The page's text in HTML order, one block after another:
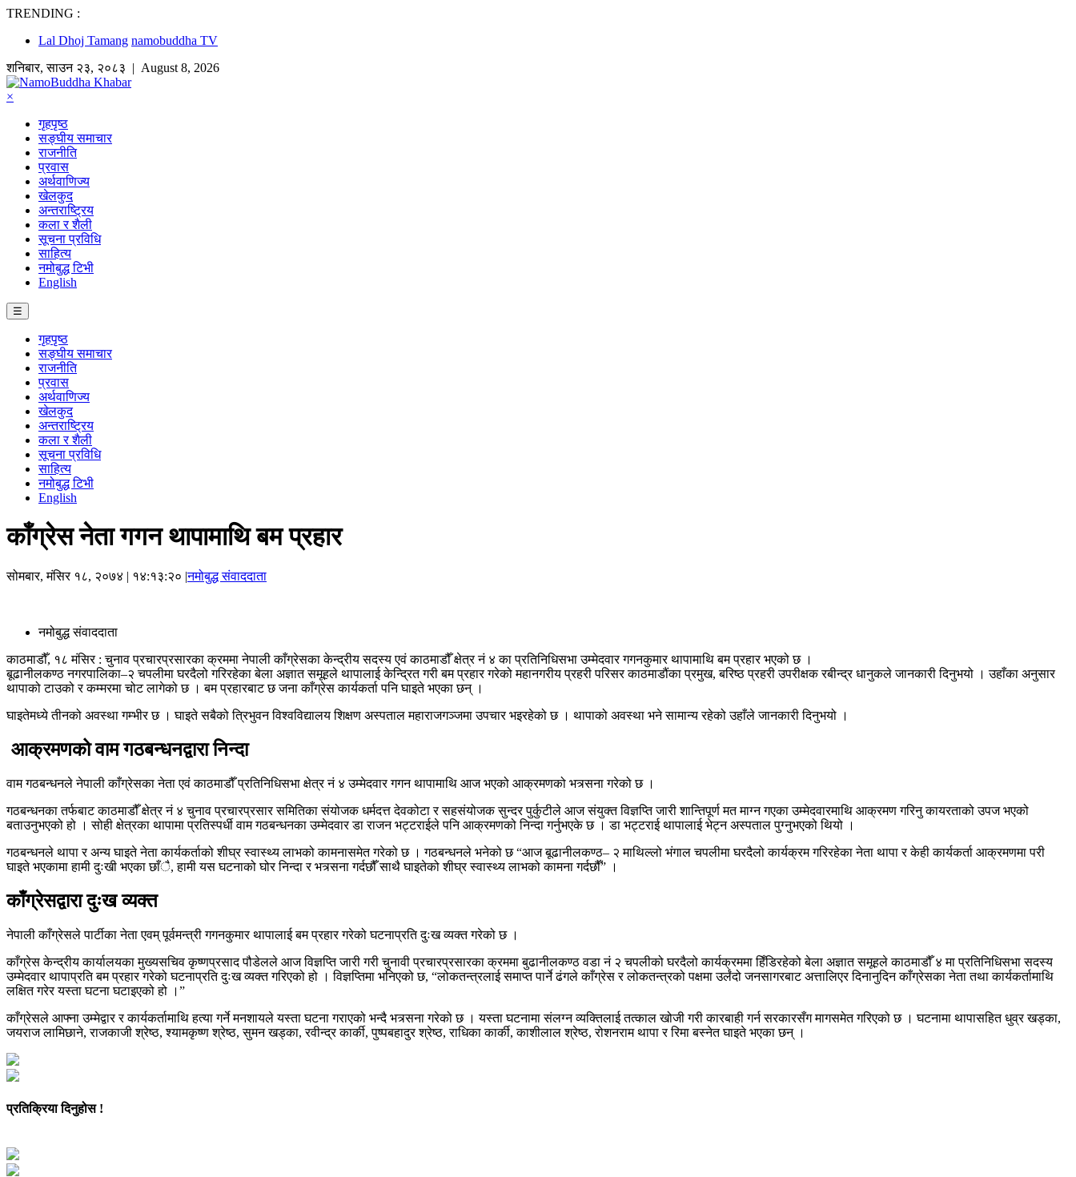
TRENDING :
Lal Dhoj Tamang namobuddha TV
शनिबार,साउन २३, २०८३ | August 8, 2026
×
गृहपृष्ठ
सङ्घीय समाचार
राजनीति
प्रवास
अर्थवाणिज्य
खेलकुद
अन्तराष्ट्रिय
कला र शैली
सूचना प्रविधि
साहित्य
नमोबुद्ध टिभी
English
☰
गृहपृष्ठ
सङ्घीय समाचार
राजनीति
प्रवास
अर्थवाणिज्य
खेलकुद
अन्तराष्ट्रिय
कला र शैली
सूचना प्रविधि
साहित्य
नमोबुद्ध टिभी
English
काँग्रेस नेता गगन थापामाथि बम प्रहार
सोमबार, मंसिर १८, २०७४ | १४:१३:२० |नमोबुद्ध संवाददाता
नमोबुद्ध संवाददाता
काठमाडौँ, १८ मंसिर : चुनाव प्रचारप्रसारका क्रममा नेपाली काँग्रेसका केन्द्रीय सदस्य एवं काठमाडौँ क्षेत्र नं ४ का प्रतिनिधिसभा उम्मेदवार गगनकुमार थापामाथि बम प्रहार भएको छ ।
बूढानीलकण्ठ नगरपालिका–२ चपलीमा घरदैलो गरिरहेका बेला अज्ञात समूहले थापालाई केन्द्रित गरी बम प्रहार गरेको महानगरीय प्रहरी परिसर काठमाडौंका प्रमुख, बरिष्ठ प्रहरी उपरीक्षक रबीन्द्र धानुकले जानकारी दिनुभयो । उहाँका अनुसार
थापाको टाउको र कम्मरमा चोट लागेको छ । बम प्रहारबाट छ जना काँग्रेस कार्यकर्ता पनि घाइते भएका छन् ।
घाइतेमध्ये तीनको अवस्था गम्भीर छ । घाइते सबैको त्रिभुवन विश्वविद्यालय शिक्षण अस्पताल महाराजगञ्जमा उपचार भइरहेको छ । थापाको अवस्था भने सामान्य रहेको उहाँले जानकारी दिनुभयो ।
आक्रमणको वाम गठबन्धनद्वारा निन्दा
वाम गठबन्धनले नेपाली काँग्रेसका नेता एवं काठमाडौँ प्रतिनिधिसभा क्षेत्र नं ४ उम्मेदवार गगन थापामाथि आज भएको आक्रमणको भत्र्सना गरेको छ ।
गठबन्धनका तर्फबाट काठमाडौँ क्षेत्र नं ४ चुनाव प्रचारप्रसार समितिका संयोजक धर्मदत्त देवकोटा र सहसंयोजक सुन्दर पुर्कुटीले आज संयुक्त विज्ञप्ति जारी शान्तिपूर्ण मत माग्न गएका उम्मेदवारमाथि आक्रमण गरिनु कायरताको उपज भएको
बताउनुभएको हो । सोही क्षेत्रका थापामा प्रतिस्पर्धी वाम गठबन्धनका उम्मेदवार डा राजन भट्टराईले पनि आक्रमणको निन्दा गर्नुभएके छ । डा भट्टराई थापालाई भेट्न अस्पताल पुग्नुभएको थियो ।
गठबन्धनले थापा र अन्य घाइते नेता कार्यकर्ताको शीघ्र स्वास्थ्य लाभको कामनासमेत गरेको छ । गठबन्धनले भनेको छ “आज बूढानीलकण्ठ– २ माथिल्लो भंगाल चपलीमा घरदैलो कार्यक्रम गरिरहेका नेता थापा र केही कार्यकर्ता आक्रमणमा परी
घाइते भएकामा हामी दुःखी भएका छाँै, हामी यस घटनाको घोर निन्दा र भत्र्सना गर्दछौँ साथै घाइतेको शीघ्र स्वास्थ्य लाभको कामना गर्दछौँ” ।
काँग्रेसद्वारा दुःख व्यक्त
नेपाली काँग्रेसले पार्टीका नेता एवम् पूर्वमन्त्री गगनकुमार थापालाई बम प्रहार गरेको घटनाप्रति दुःख व्यक्त गरेको छ ।
काँग्रेस केन्द्रीय कार्यालयका मुख्यसचिव कृष्णप्रसाद पौडेलले आज विज्ञप्ति जारी गरी चुनावी प्रचारप्रसारका क्रममा बुढानीलकण्ठ वडा नं २ चपलीको घरदैलो कार्यक्रममा हिँडिरहेको बेला अज्ञात समूहले काठमाडौँ ४ मा प्रतिनिधिसभा सदस्य
उम्मेदवार थापाप्रति बम प्रहार गरेको घटनाप्रति दुःख व्यक्त गरिएको हो । विज्ञप्तिमा भनिएको छ, “लोकतन्त्रलाई समाप्त पार्ने ढंगले काँग्रेस र लोकतन्त्रको पक्षमा उर्लंदो जनसागरबाट अत्तालिएर दिनानुदिन काँग्रेसका नेता तथा कार्यकर्तामाथि
लक्षित गरेर यस्ता घटना घटाइएको हो ।”
काँग्रेसले आफ्ना उम्मेद्वार र कार्यकर्तामाथि हत्या गर्ने मनशायले यस्ता घटना गराएको भन्दै भत्र्सना गरेको छ । यस्ता घटनामा संलग्न व्यक्तिलाई तत्काल खोजी गरी कारबाही गर्न सरकारसँग मागसमेत गरिएको छ । घटनामा थापासहित धुव्र खड्का,
जयराज लामिछाने, राजकाजी श्रेष्ठ, श्यामकृष्ण श्रेष्ठ, सुमन खड्का, रवीन्द्र कार्की, पुष्पबहादुर श्रेष्ठ, राधिका कार्की, काशीलाल श्रेष्ठ, रोशनराम थापा र रिमा बस्नेत घाइते भएका छन् ।
प्रतिक्रिया दिनुहोस !